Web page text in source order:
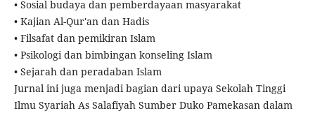
• Sosial budaya dan pemberdayaan masyarakat
• Kajian Al-Qur'an dan Hadis
• Filsafat dan pemikiran Islam
• Psikologi dan bimbingan konseling Islam
• Sejarah dan peradaban Islam
Jurnal ini juga menjadi bagian dari upaya Sekolah Tinggi
Ilmu Syariah As Salafiyah Sumber Duko Pamekasan dalam